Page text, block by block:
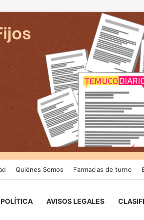
Quiénes Somos Farmacias de turno
POLÍTICA AVISOS LEGALES